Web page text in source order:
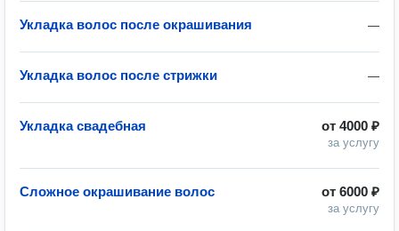
—
Укладка волос после окрашивания
—
Укладка волос после стрижки
от 4000 ₽
за услугу
Укладка свадебная
от 6000 ₽
за услугу
Сложное окрашивание волос